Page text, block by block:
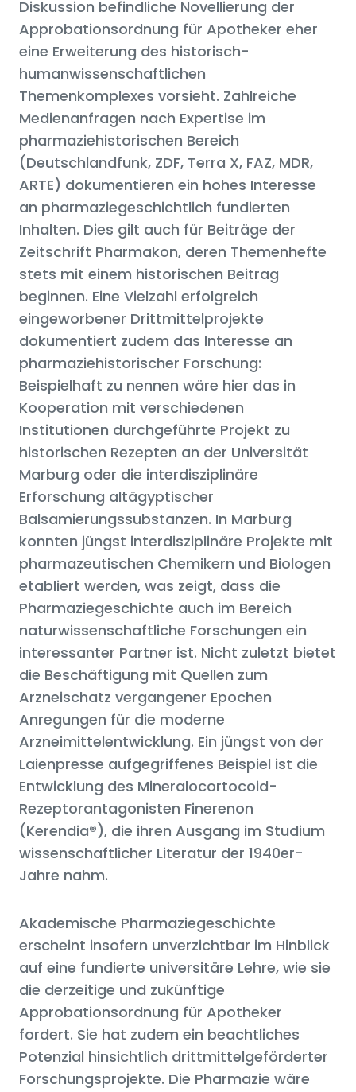
Diskussion befindliche Novellierung der
Approbationsordnung für Apotheker eher
eine Erweiterung des historisch-
humanwissenschaftlichen
Themenkomplexes vorsieht. Zahlreiche
Medienanfragen nach Expertise im
pharmaziehistorischen Bereich
(Deutschlandfunk, ZDF, Terra X, FAZ, MDR,
ARTE) dokumentieren ein hohes Interesse
an pharmaziegeschichtlich fundierten
Inhalten. Dies gilt auch für Beiträge der
Zeitschrift Pharmakon, deren Themenhefte
stets mit einem historischen Beitrag
beginnen. Eine Vielzahl erfolgreich
eingeworbener Drittmittelprojekte
dokumentiert zudem das Interesse an
pharmaziehistorischer Forschung:
Beispielhaft zu nennen wäre hier das in
Kooperation mit verschiedenen
Institutionen durchgeführte Projekt zu
historischen Rezepten an der Universität
Marburg oder die interdisziplinäre
Erforschung altägyptischer
Balsamierungssubstanzen. In Marburg
konnten jüngst interdisziplinäre Projekte mit
pharmazeutischen Chemikern und Biologen
etabliert werden, was zeigt, dass die
Pharmaziegeschichte auch im Bereich
naturwissenschaftliche Forschungen ein
interessanter Partner ist. Nicht zuletzt bietet
die Beschäftigung mit Quellen zum
Arzneischatz vergangener Epochen
Anregungen für die moderne
Arzneimittelentwicklung. Ein jüngst von der
Laienpresse aufgegriffenes Beispiel ist die
Entwicklung des Mineralocortocoid-
Rezeptorantagonisten Finerenon
(Kerendia®), die ihren Ausgang im Studium
wissenschaftlicher Literatur der 1940er-
Jahre nahm.
Akademische Pharmaziegeschichte
erscheint insofern unverzichtbar im Hinblick
auf eine fundierte universitäre Lehre, wie sie
die derzeitige und zukünftige
Approbationsordnung für Apotheker
fordert. Sie hat zudem ein beachtliches
Potenzial hinsichtlich drittmittelgeförderter
Forschungsprojekte. Die Pharmazie wäre